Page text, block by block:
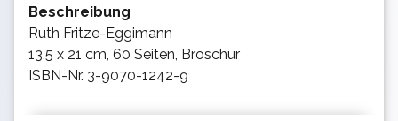
Beschreibung
Ruth Fritze-Eggimann
13,5 x 21 cm, 60 Seiten, Broschur
ISBN-Nr. 3-9070-1242-9